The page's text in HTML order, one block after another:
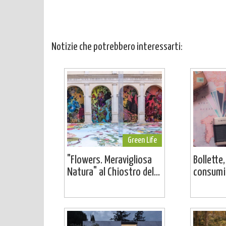
Notizie che potrebbero interessarti:
Green Life
"Flowers. Meravigliosa
Natura" al Chiostro del...